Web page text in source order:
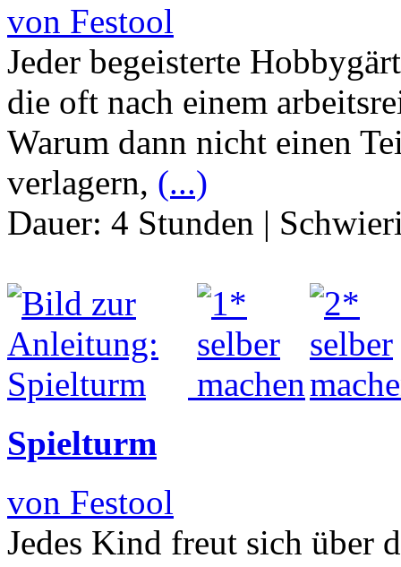
von Festool
Jeder begeisterte
die oft nach einem
Warum dann nicht einen
verlagern, (...)
Dauer: 4 Stunden |
Spielturm
von Festool
Jedes Kind freut sich über